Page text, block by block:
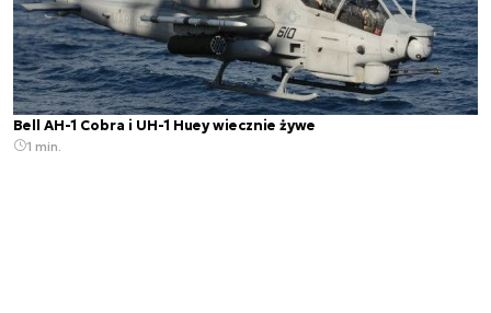
Bell AH-1 Cobra i UH-1 Huey wiecznie żywe
1 min.